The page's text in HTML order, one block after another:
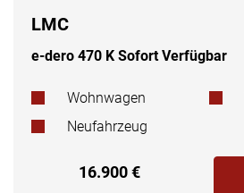
LMC
e-dero 470 K Sofort Verfügbar
Wohnwagen
Neufahrzeug
16.900 €